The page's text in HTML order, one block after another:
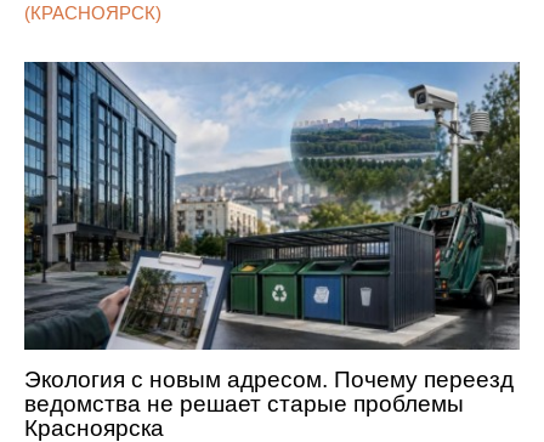
(КРАСНОЯРСК)
Экология с новым адресом. Почему переезд
ведомства не решает старые проблемы
Красноярска